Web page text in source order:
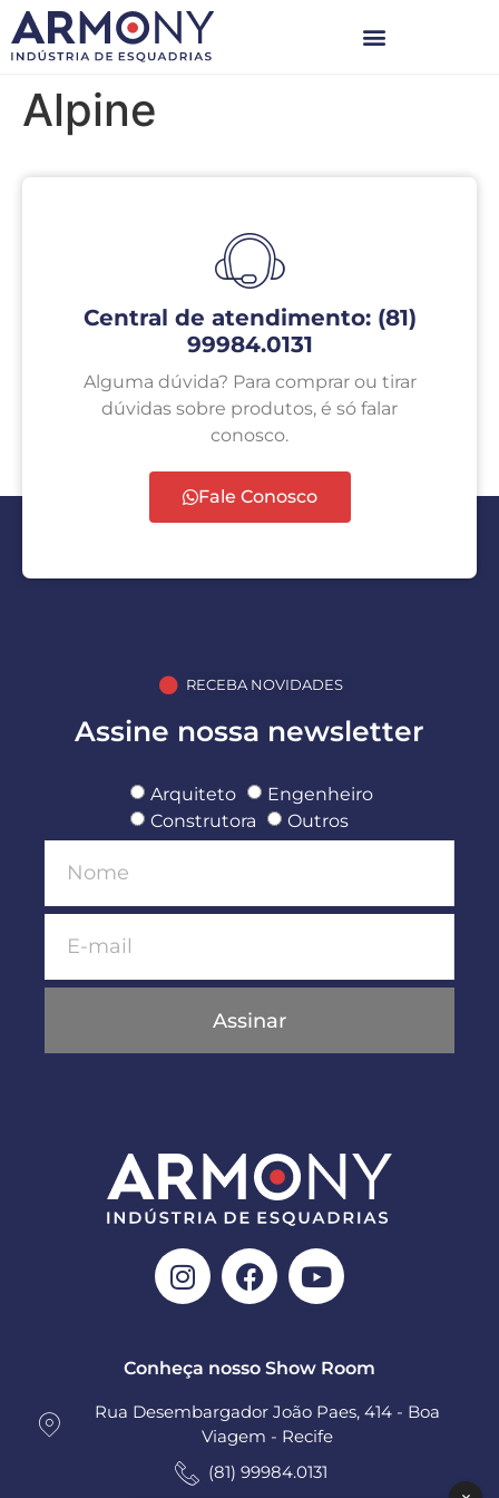
Alpine
Central de atendimento: (81)
99984.0131
Alguma dúvida? Para comprar ou tirar
dúvidas sobre produtos, é só falar
conosco.
Fale Conosco
RECEBA NOVIDADES
Assine nossa newsletter
Arquiteto
Engenheiro
Construtora
Outros
Assinar
Conheça nosso Show Room
Rua Desembargador João Paes, 414 - Boa
Viagem - Recife
(81) 99984.0131